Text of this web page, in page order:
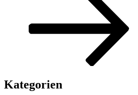
Kategorien